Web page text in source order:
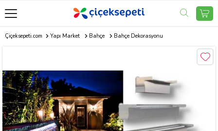
Çiçeksepeti.com Yapı Market Bahçe Bahçe Dekorasyonu